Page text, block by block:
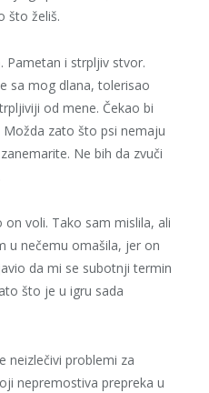
što želiš.
Pametan i strpljiv stvor.
sa mog dlana, tolerisao
od mene. Čekao bi
zato što psi nemaju
Ne bih da zvuči
voli. Tako sam mislila, ali
u nečemu omašila, jer on
da mi se subotnji termin
što je u igru sada
neizlečivi problemi za
nepremostiva prepreka u